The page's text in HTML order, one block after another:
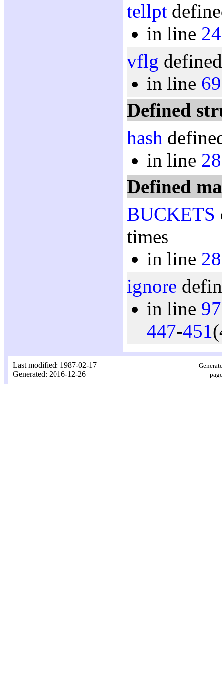
tellpt
in line
vflg
in line 69
Defined
hash
in line
Defined
BUCKETS
times
in line
ignore
in line 97
447-451
Last modified: 1987-02-17
Generated: 2016-12-26